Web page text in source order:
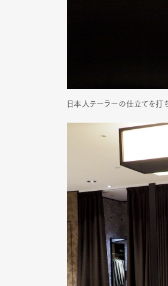
日本人テーラーの仕立てを打ち